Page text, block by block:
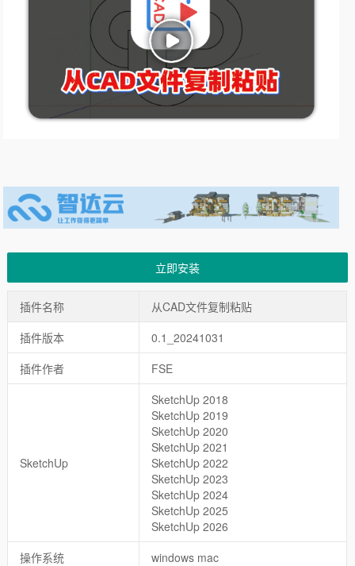
立即安装
插件名称
从CAD文件复制粘贴
插件版本
0.1_20241031
插件作者
FSE
SketchUp
SketchUp 2018
SketchUp 2019
SketchUp 2020
SketchUp 2021
SketchUp 2022
SketchUp 2023
SketchUp 2024
SketchUp 2025
SketchUp 2026
操作系统
windows mac